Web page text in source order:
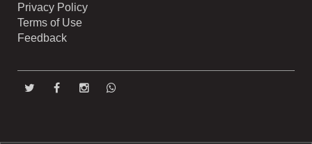
Privacy Policy
Terms of Use
Feedback